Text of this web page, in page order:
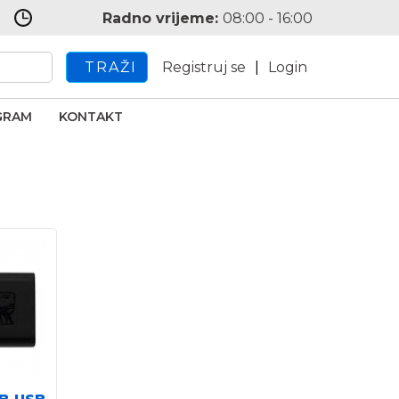
Radno vrijeme: 08:00 - 16:00
TRAŽI Registruj se Login
KONTAKT